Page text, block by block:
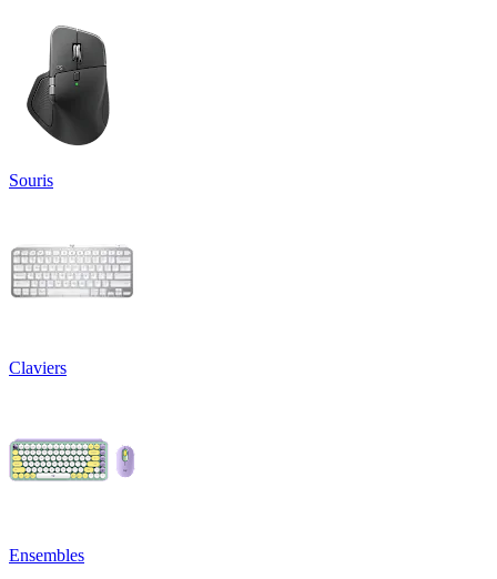
Souris
Claviers
Ensembles